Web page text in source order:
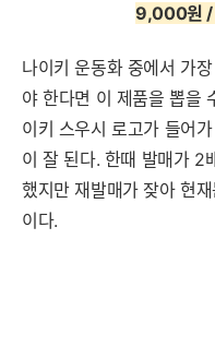
9,000원 /
나이키 운동화 중에서 가
야 한다면 이 제품을 뽑을
이키 스우시 로고가 들어
이 잘 된다. 한때 발매가 2
했지만 재발매가 잦아 현
이다.